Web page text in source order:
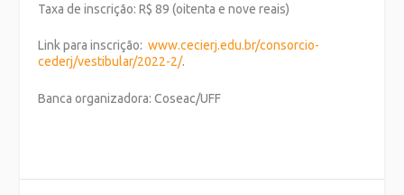
Taxa de inscrição: R$ 89 (oitenta e nove reais)
Link para inscrição:www.cecierj.edu.br/consorcio-
cederj/vestibular/2022-2/.
Banca organizadora: Coseac/UFF